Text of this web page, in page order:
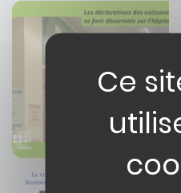
Image
Image